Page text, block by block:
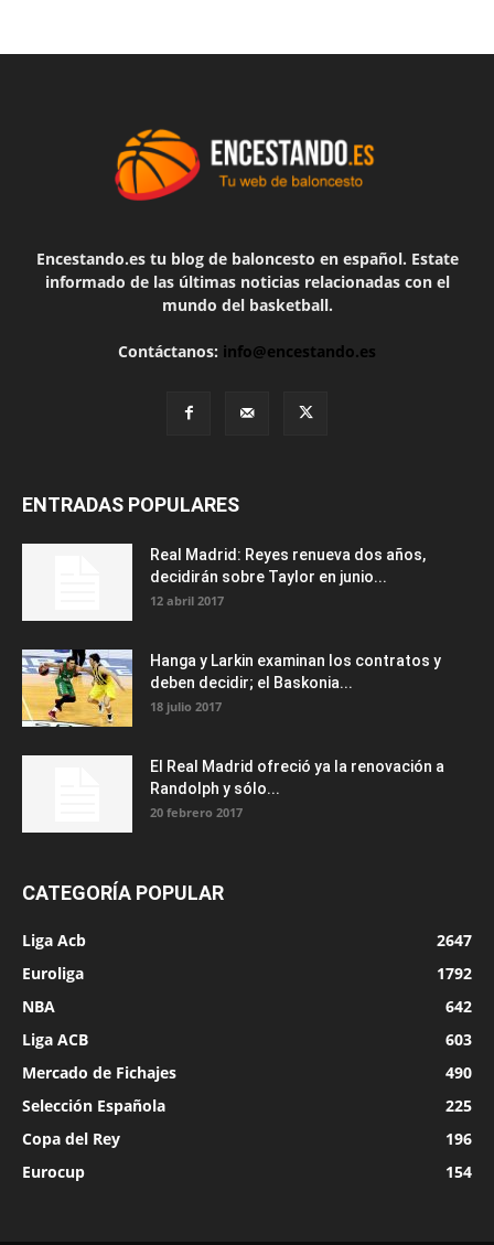
Encestando.es tu blog de baloncesto en español. Estate
informado de las últimas noticias relacionadas con el
mundo del basketball.
Contáctanos: info@encestando.es
ENTRADAS POPULARES
Real Madrid: Reyes renueva dos años,
decidirán sobre Taylor en junio...
12 abril 2017
Hanga y Larkin examinan los contratos y
deben decidir; el Baskonia...
18 julio 2017
El Real Madrid ofreció ya la renovación a
Randolph y sólo...
20 febrero 2017
CATEGORÍA POPULAR
Liga Acb
2647
Euroliga
1792
NBA
642
Liga ACB
603
Mercado de Fichajes
490
Selección Española
225
Copa del Rey
196
Eurocup
154